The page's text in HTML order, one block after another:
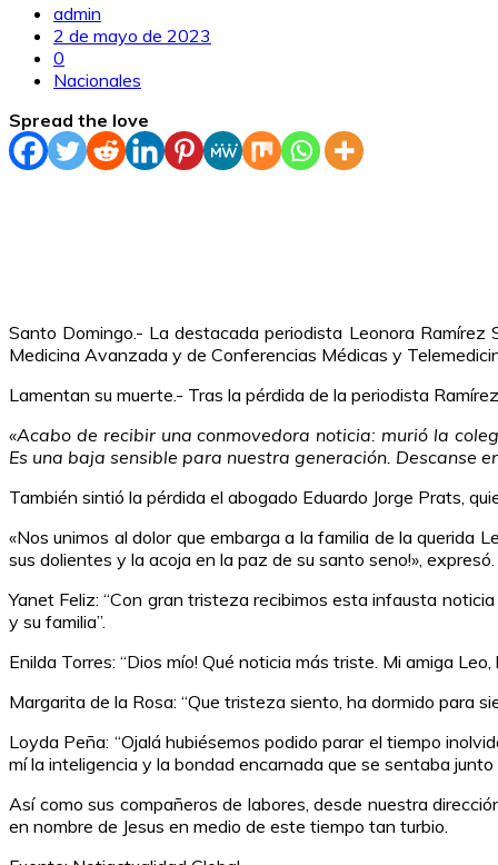
admin
2 de mayo de 2023
0
Nacionales
Spread the love
Santo Domingo.- La destacada periodista Leonora
Medicina Avanzada y de Conferencias Médicas y
Lamentan su muerte.- Tras la pérdida de la periodista
«Acabo de recibir una conmovedora noticia: murió la
Es una baja sensible para nuestra generación. Descanse
También sintió la pérdida el abogado Eduardo Jorge Prats,
«Nos unimos al dolor que embarga a la familia de la querida
sus dolientes y la acoja en la paz de su santo seno!», expresó.
Yanet Feliz: “Con gran tristeza recibimos esta infausta
y su familia”.
Enilda Torres: “Dios mío! Qué noticia más triste. Mi amiga
Margarita de la Rosa: “Que tristeza siento, ha dormido para
Loyda Peña: “Ojalá hubiésemos podido parar el tiempo
mí la inteligencia y la bondad encarnada que se sentaba junto
Así como sus compañeros de labores, desde nuestra
en nombre de Jesus en medio de este tiempo tan turbio.